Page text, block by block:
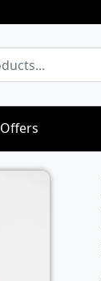
Offers